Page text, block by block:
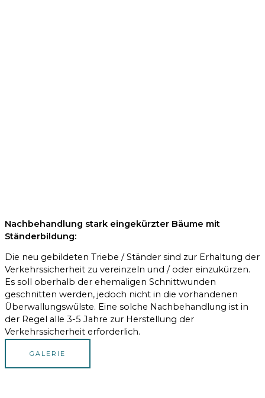
Nachbehandlung stark eingekürzter Bäume mit
Ständerbildung:
Die neu gebildeten Triebe / Ständer sind zur Erhaltung der
Verkehrssicherheit zu vereinzeln und / oder einzukürzen.
Es soll oberhalb der ehemaligen Schnittwunden
geschnitten werden, jedoch nicht in die vorhandenen
Überwallungswülste. Eine solche Nachbehandlung ist in
der Regel alle 3-5 Jahre zur Herstellung der
Verkehrssicherheit erforderlich.
GALERIE